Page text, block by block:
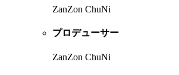
ZanZon ChuNi
プロデューサー
ZanZon ChuNi